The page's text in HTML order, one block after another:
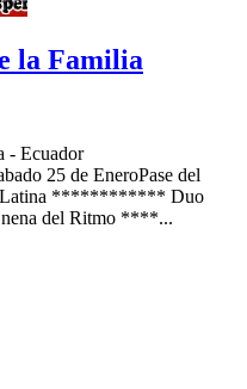
la Familia
- Ecuador
25 de EneroPase del
Latina ************ Duo
del Ritmo ****...